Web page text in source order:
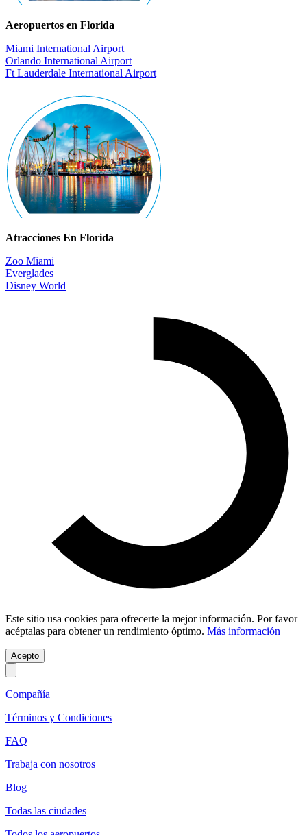
Aeropuertos en Florida
Miami International Airport
Orlando International Airport
Ft Lauderdale International Airport
Atracciones En Florida
Zoo Miami
Everglades
Disney World
Este sitio usa cookies para ofrecerte la mejor información. Por favor
acéptalas para obtener un rendimiento óptimo. Más información
Acepto
Compañía
Términos y Condiciones
FAQ
Trabaja con nosotros
Blog
Todas las ciudades